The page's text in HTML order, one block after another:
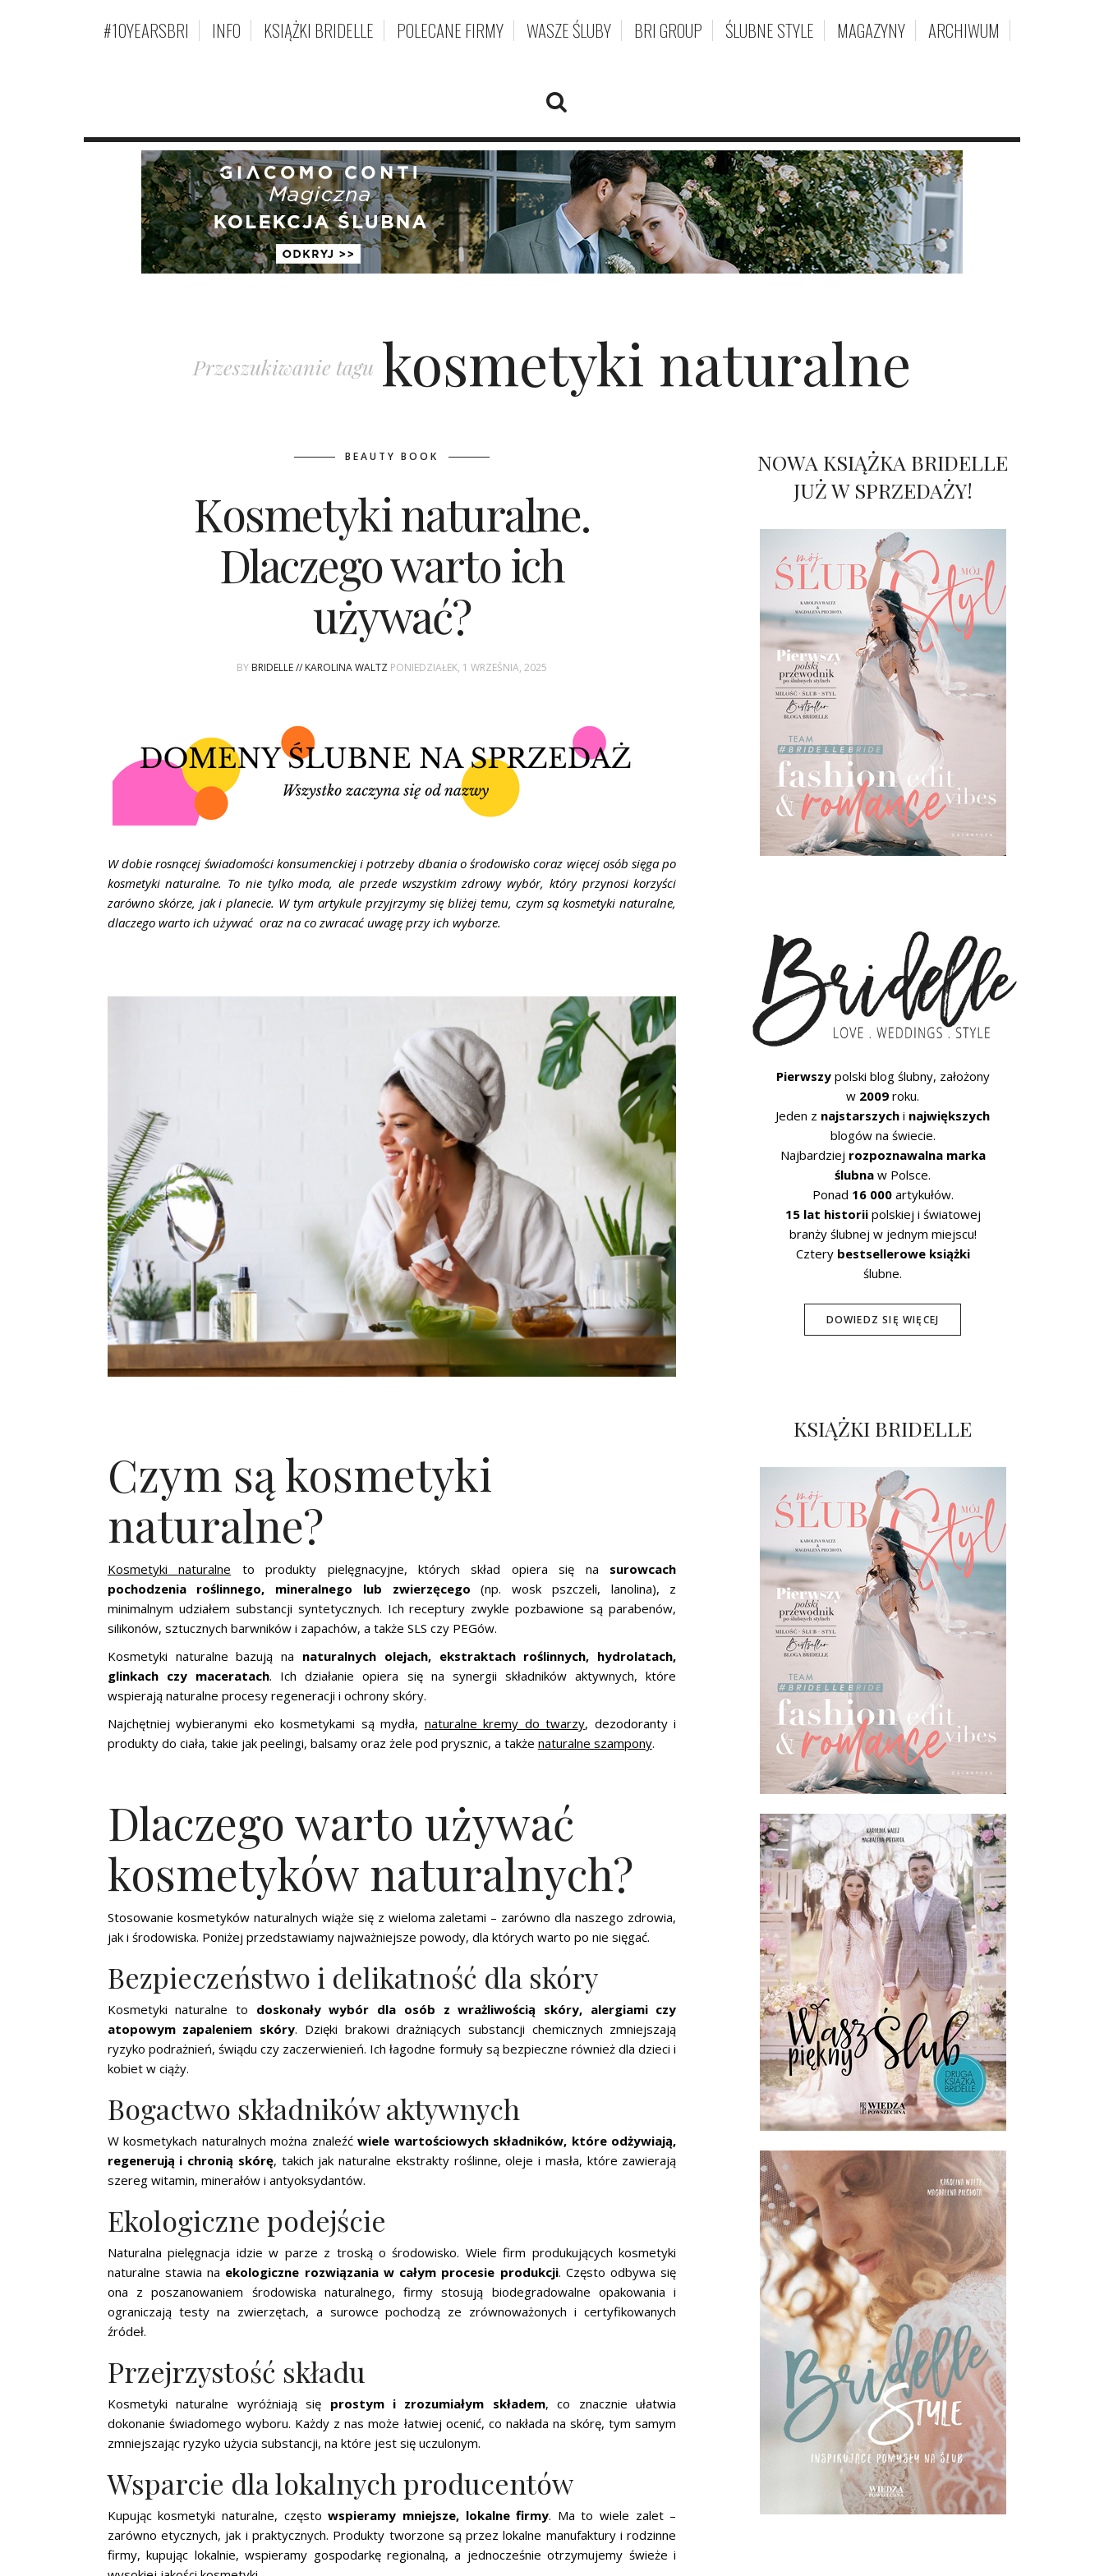
#10YEARSBRI INFO KSIĄŻKI BRIDELLE POLECANE FIRMY WASZE ŚLUBY BRI GROUP ŚLUBNE STYLE MAGAZYNY ARCHIWUM
Przeszukiwanie tagu kosmetyki naturalne
BEAUTY BOOK
Kosmetyki naturalne.
Dlaczego warto ich
używać?
BY BRIDELLE // KAROLINA WALTZ PONIEDZIAŁEK, 1 WRZEŚNIA, 2025
W dobie rosnącej świadomości konsumenckiej i potrzeby dbania o środowisko coraz więcej osób sięga po
kosmetyki naturalne. To nie tylko moda, ale przede wszystkim zdrowy wybór, który przynosi korzyści
zarówno skórze, jak i planecie. W tym artykule przyjrzymy się bliżej temu, czym są kosmetyki naturalne,
dlaczego warto ich używać oraz na co zwracać uwagę przy ich wyborze.
Czym są kosmetyki
naturalne?
Kosmetyki naturalne to produkty pielęgnacyjne, których skład opiera się na surowcach
pochodzenia roślinnego, mineralnego lub zwierzęcego (np. wosk pszczeli, lanolina), z
minimalnym udziałem substancji syntetycznych. Ich receptury zwykle pozbawione są parabenów,
silikonów, sztucznych barwników i zapachów, a także SLS czy PEGów.
Kosmetyki naturalne bazują na naturalnych olejach, ekstraktach roślinnych, hydrolatach,
glinkach czy maceratach. Ich działanie opiera się na synergii składników aktywnych, które
wspierają naturalne procesy regeneracji i ochrony skóry.
Najchętniej wybieranymi eko kosmetykami są mydła, naturalne kremy do twarzy, dezodoranty i
produkty do ciała, takie jak peelingi, balsamy oraz żele pod prysznic, a także naturalne szampony.
Dlaczego warto używać
kosmetyków naturalnych?
Stosowanie kosmetyków naturalnych wiąże się z wieloma zaletami – zarówno dla naszego zdrowia,
jak i środowiska. Poniżej przedstawiamy najważniejsze powody, dla których warto po nie sięgać.
Bezpieczeństwo i delikatność dla skóry
Kosmetyki naturalne to doskonały wybór dla osób z wrażliwością skóry, alergiami czy
atopowym zapaleniem skóry. Dzięki brakowi drażniących substancji chemicznych zmniejszają
ryzyko podrażnień, świądu czy zaczerwienień. Ich łagodne formuły są bezpieczne również dla dzieci i
kobiet w ciąży.
Bogactwo składników aktywnych
W kosmetykach naturalnych można znaleźćwiele wartościowych składników, które odżywiają,
regenerują i chronią skórę, takich jak naturalne ekstrakty roślinne, oleje i masła, które zawierają
szereg witamin, minerałów i antyoksydantów.
Ekologiczne podejście
Naturalna pielęgnacja idzie w parze z troską o środowisko. Wiele firm produkujących kosmetyki
naturalne stawia na ekologiczne rozwiązania w całym procesie produkcji. Często odbywa się
ona z poszanowaniem środowiska naturalnego, firmy stosują biodegradowalne opakowania i
ograniczają testy na zwierzętach, a surowce pochodzą ze zrównoważonych i certyfikowanych
źródeł.
Przejrzystość składu
Kosmetyki naturalne wyróżniają się prostym i zrozumiałym składem, co znacznie ułatwia
dokonanie świadomego wyboru. Każdy z nas może łatwiej ocenić, co nakłada na skórę, tym samym
zmniejszając ryzyko użycia substancji, na które jest się uczulonym.
Wsparcie dla lokalnych producentów
Kupując kosmetyki naturalne, częstowspieramy mniejsze, lokalne firmy. Ma to wiele zalet –
zarówno etycznych, jak i praktycznych. Produkty tworzone są przez lokalne manufaktury i rodzinne
firmy, kupując lokalnie, wspieramy gospodarkę regionalną, a jednocześnie otrzymujemy świeże i
NOWA KSIĄŻKA BRIDELLE
JUŻ W SPRZEDAŻY!
Pierwszypolski blog ślubny, założony
w 2009 roku.
Jeden z najstarszych i największych
blogów na świecie.
Najbardziej rozpoznawalna marka
ślubna w Polsce.
Ponad 16 000artykułów.
15 lat historiipolskiej i światowej
branży ślubnej w jednym miejscu!
Cztery bestsellerowe książki
ślubne.
DOWIEDZ SIĘ WIĘCEJ
KSIĄŻKI BRIDELLE